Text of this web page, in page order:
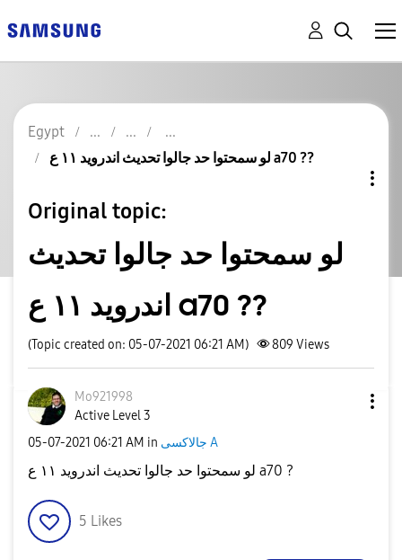
Egypt
لو سمحتوا حد جالوا تحديث اندرويد ١١ ع a70 ??
Original topic:
لو سمحتوا حد جالوا تحديث
اندرويد ١١ ع a70 ??
(Topic created on: 05-07-2021 06:21 AM) 809 Views
Mo921998
Active Level 3
‎05-07-2021 06:21 AM in جالاكسى A
لو سمحتوا حد جالوا تحديث اندرويد ١١ ع a70 ?
5 Likes